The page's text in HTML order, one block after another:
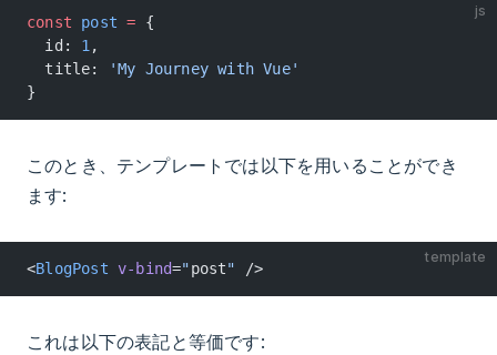
js
const post = {
  id:
1,
  title:
'My Journey with Vue'
}
このとき、テンプレートでは以下を用いることができ
ます:
template
<BlogPost v-bind="post" />
これは以下の表記と等価です: